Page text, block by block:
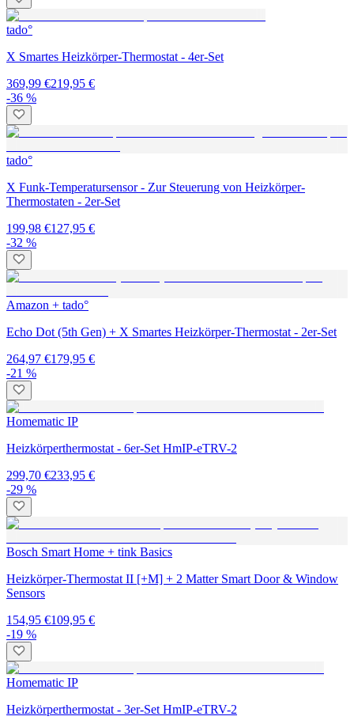
tado°
X Smartes Heizkörper-Thermostat - 4er-Set
369,99 €219,95 €
-36 %
tado°
X Funk-Temperatursensor - Zur Steuerung von Heizkörper-
Thermostaten - 2er-Set
199,98 €127,95 €
-32 %
Amazon + tado°
Echo Dot (5th Gen) + X Smartes Heizkörper-Thermostat - 2er-Set
264,97 €179,95 €
-21 %
Homematic IP
Heizkörperthermostat - 6er-Set HmIP-eTRV-2
299,70 €233,95 €
-29 %
Bosch Smart Home + tink Basics
Heizkörper-Thermostat II [+M] + 2 Matter Smart Door & Window
Sensors
154,95 €109,95 €
-19 %
Homematic IP
Heizkörperthermostat - 3er-Set HmIP-eTRV-2